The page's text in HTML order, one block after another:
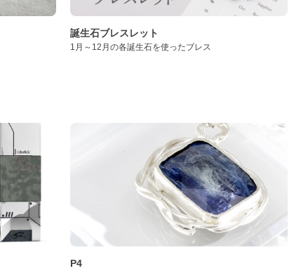
誕生石ブレスレット
1月～12月の各誕生石を使ったブレス
P4